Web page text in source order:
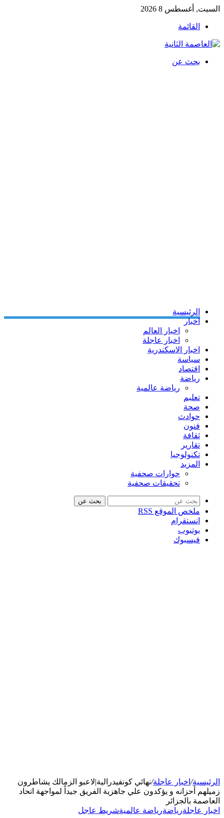
السبت, أغسطس 8 2026
القائمة
بحث عن
الرئيسية
اخبار
اخبار العالم
اخبار عاجلة
اخبار الاسكندرية
سياسة
اقتصاد
رياضة
رياضة عالمية
تعليم
صحة
حوادث
فنون
ثقافة
تقارير
تكنولوجيا
المزيد
حوارات صحفية
تحقيقات صحفية
بحث عن
ملخص الموقع RSS
انستقرام
يوتيوب
فيسبوك
الرئيسية/ اخبار عاجلة/نهائي كونفيدرالية|لاعبو الزمالك يشاطرون
زميلهم أحزانه و يؤكدون علي جاهزية الفريق جيداً لمواجهة اتحاد
العاصمة بالجزائر
اخبار عاجلةرياضةرياضة عالميةشريط عاجل